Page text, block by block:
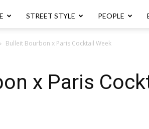
STREET STYLE PEOPLE
Bulleit Bourbon x Paris Cocktail Week
x Paris